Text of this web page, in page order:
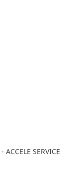
SERVICE